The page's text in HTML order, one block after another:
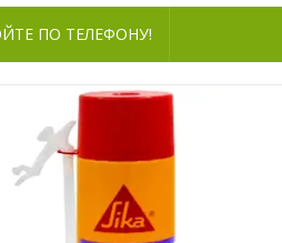
ПО ТЕЛЕФОНУ!